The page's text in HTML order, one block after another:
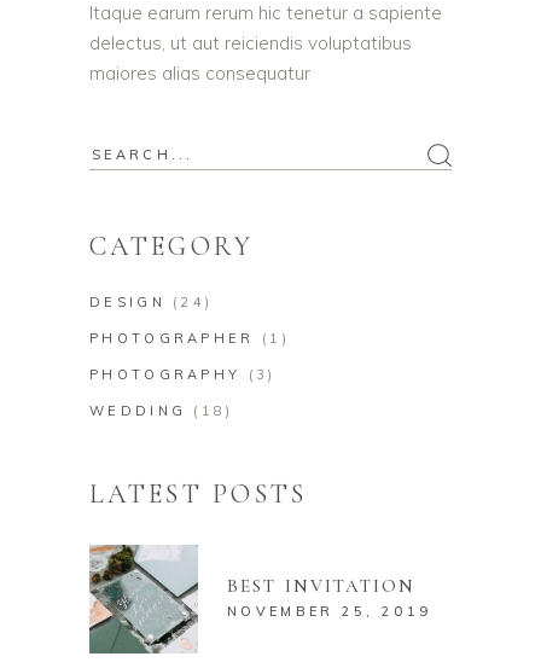
Itaque earum rerum hic tenetur a sapiente
delectus, ut aut reiciendis voluptatibus
maiores alias consequatur
Search
CATEGORY
DESIGN (24)
PHOTOGRAPHER (1)
PHOTOGRAPHY (3)
WEDDING (18)
LATEST POSTS
BEST INVITATION
NOVEMBER 25, 2019